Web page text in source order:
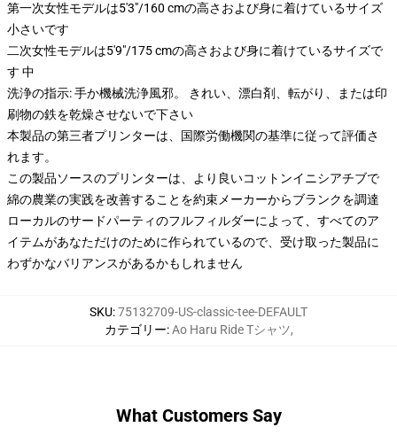
第一次女性モデルは5'3"/160 cmの高さおよび身に着けているサイズ
小さいです
二次女性モデルは5'9"/175 cmの高さおよび身に着けているサイズで
す 中
洗浄の指示: 手か機械洗浄風邪。 きれい、漂白剤、転がり、または印
刷物の鉄を乾燥させないで下さい
本製品の第三者プリンターは、国際労働機関の基準に従って評価さ
れます。
この製品ソースのプリンターは、より良いコットンイニシアチブで
綿の農業の実践を改善することを約束メーカーからブランクを調達
ローカルのサードパーティのフルフィルダーによって、すべてのア
イテムがあなただけのために作られているので、受け取った製品に
わずかなバリアンスがあるかもしれません
SKU:75132709-US-classic-tee-DEFAULT
カテゴリー:Ao Haru Ride Tシャツ,
What Customers Say